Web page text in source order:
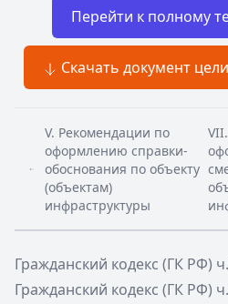
Перейти к полному
Скачать документ
V. Рекомендации по
оформлению справки-
обоснования по объекту
(объектам)
инфраструктуры
Гражданский кодекс (ГК РФ)
Гражданский кодекс (ГК РФ)